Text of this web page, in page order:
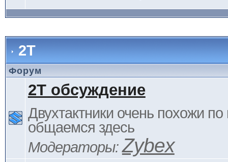
2Т
Форум
2Т обсуждение
Двухтактники очень похожи по
общаемся здесь
Модераторы:Zybex